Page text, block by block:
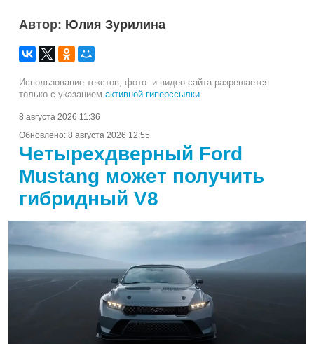
Автор: Юлия Зурилина
Использование текстов, фото- и видео сайта разрешается
только с указанием активной гиперссылки
8 августа 2026 11:36
Обновлено: 8 августа 2026 12:55
Четырехдверный Ford
Mustang может получить
гибридный V8